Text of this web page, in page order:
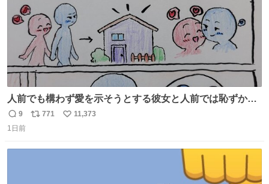
人前でも構わず愛を示そうとする彼女と人前では恥ずかし
いけど彼女を死ぬほど愛している彼氏 同士いませんか✋️
返
信
9
リ
771
い
11,373
1日前